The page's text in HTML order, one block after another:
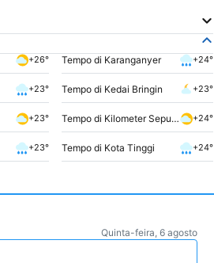
+26° Tempo di Karanganyer +24°
+23° Tempo di Kedai Bringin +23°
+23° Tempo di Kilometer Sepuluh Rumbai +24°
+23° Tempo di Kota Tinggi +24°
Quinta-feira, 6 agosto